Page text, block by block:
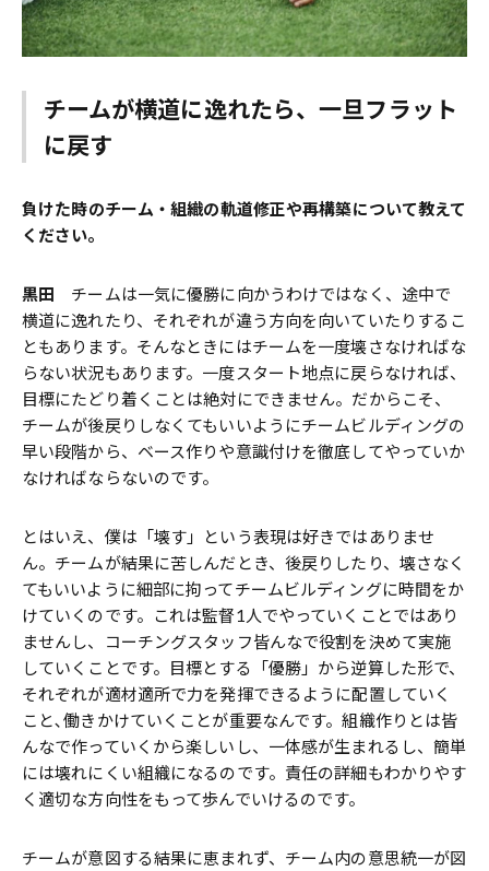
チームが横道に逸れたら、一旦フラット
に戻す
――負けた時のチーム・組織の軌道修正や再構築について教えて
ください。
黒田 チームは一気に優勝に向かうわけではなく、途中で
横道に逸れたり、それぞれが違う方向を向いていたりするこ
ともあります。そんなときにはチームを一度壊さなければな
らない状況もあります。一度スタート地点に戻らなければ、
目標にたどり着くことは絶対にできません。だからこそ、
チームが後戻りしなくてもいいようにチームビルディングの
早い段階から、ベース作りや意識付けを徹底してやっていか
なければならないのです。
とはいえ、僕は「壊す」という表現は好きではありませ
ん。チームが結果に苦しんだとき、後戻りしたり、壊さなく
てもいいように細部に拘ってチームビルディングに時間をか
けていくのです。これは監督1人でやっていくことではあり
ませんし、コーチングスタッフ皆んなで役割を決めて実施
していくことです。目標とする「優勝」から逆算した形で、
それぞれが適材適所で力を発揮できるように配置していく
こと､働きかけていくことが重要なんです。組織作りとは皆
んなで作っていくから楽しいし、一体感が生まれるし、簡単
には壊れにくい組織になるのです。責任の詳細もわかりやす
く適切な方向性をもって歩んでいけるのです。
チームが意図する結果に恵まれず、チーム内の意思統一が図